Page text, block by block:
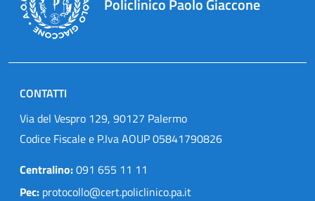
CONTATTI
Via del Vespro 129, 90127 Palermo
Codice Fiscale e P.Iva AOUP 05841790826
Centralino:091 655 11 11
Pec: protocollo@cert.policlinico.pa.it